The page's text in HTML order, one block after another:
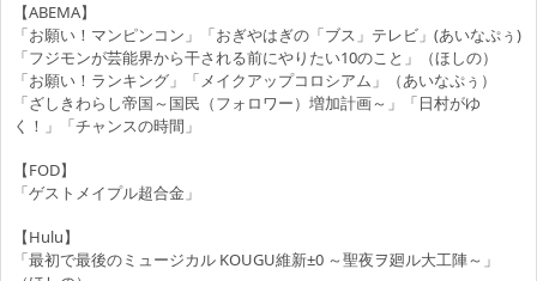
【ABEMA】
「お願い！マンピンコン」「おぎやはぎの「ブス」テレビ」(あいなぷぅ)
「フジモンが芸能界から干される前にやりたい10のこと」（ほしの）
「お願い！ランキング」「メイクアップコロシアム」（あいなぷぅ）
「ざしきわらし帝国～国民（フォロワー）増加計画～」「日村がゆ
く！」「チャンスの時間」
【FOD】
「ゲストメイプル超合金」
【Hulu】
「最初で最後のミュージカル KOUGU維新±0 ～聖夜ヲ廻ル大工陣～」